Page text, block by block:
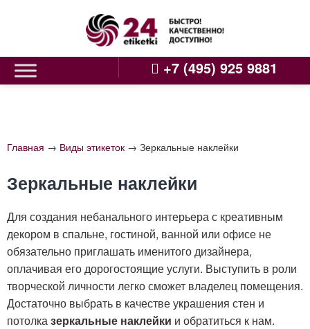
+7 (495) 925 9881
Главная → Виды этикеток → Зеркальные наклейки
Зеркальные наклейки
Для создания небанального интерьера с креативным
декором в спальне, гостиной, ванной или офисе не
обязательно приглашать именитого дизайнера,
оплачивая его дорогостоящие услуги. Выступить в роли
творческой личности легко сможет владелец помещения.
Достаточно выбрать в качестве украшения стен и
потолказеркальные наклейки и обратиться к нам.